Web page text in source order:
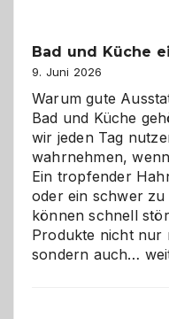
Bad und Küche
9. Juni 2026
Warum gute
Bad und Küche
wir jeden Tag
wahrnehmen,
Ein tropfender
oder ein schwer zu
können schnell
Produkte nicht nur
sondern auch…